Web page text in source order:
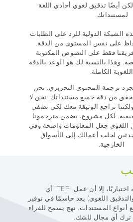
أيضًا تدقيق لغوي أحادي اللغة
لمستنداتك.
الشبكة الدولية للرد على الطلبات
على نفس المستوى من الدقة.
فقط على النصوص المكتوبة
وهذا بالنسبة لك هو الوعد بالدقة
اللغوية الكاملة.
ترجمة المحتوى التحريري. نحن
من دقة جميع مستنداتك. نحن لا
نراجع الوثيقة معك لكي نضفي
لكل مشروع، يضمن مترجمونا
اللغوي جعل المعلومات واضحة وفي
لجلب أعمالك إلى الأسواق
الخارجية.
على الرغم من كونه اختياريًا، إلا أن عمل “TEP” أي
اللغوي) يعد حاسمًا في توفير
أنواع المستندات. نهج يسمح للقراء
ترك أي مجال للشك.